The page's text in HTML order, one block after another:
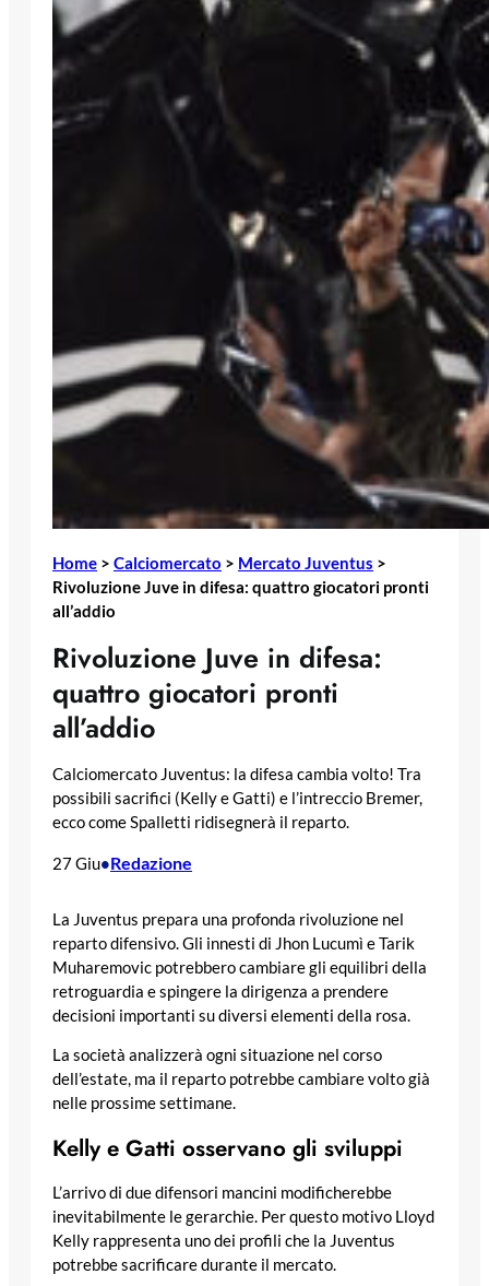
Home > Calciomercato > Mercato Juventus >
Rivoluzione Juve in difesa: quattro giocatori pronti
all’addio
Rivoluzione Juve in difesa:
quattro giocatori pronti
all’addio
Calciomercato Juventus: la difesa cambia volto! Tra
possibili sacrifici (Kelly e Gatti) e l’intreccio Bremer,
ecco come Spalletti ridisegnerà il reparto.
27 Giu•Redazione
La Juventus prepara una profonda rivoluzione nel
reparto difensivo. Gli innesti di Jhon Lucumì e Tarik
Muharemovic potrebbero cambiare gli equilibri della
retroguardia e spingere la dirigenza a prendere
decisioni importanti su diversi elementi della rosa.
La società analizzerà ogni situazione nel corso
dell’estate, ma il reparto potrebbe cambiare volto già
nelle prossime settimane.
Kelly e Gatti osservano gli sviluppi
L’arrivo di due difensori mancini modificherebbe
inevitabilmente le gerarchie. Per questo motivo Lloyd
Kelly rappresenta uno dei profili che la Juventus
potrebbe sacrificare durante il mercato.